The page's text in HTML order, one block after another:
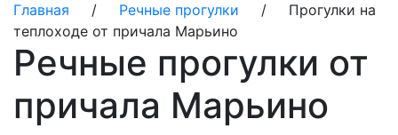
Главная / Речные прогулки / Прогулки на
теплоходе от причала Марьино
Речные прогулки от
причала Марьино